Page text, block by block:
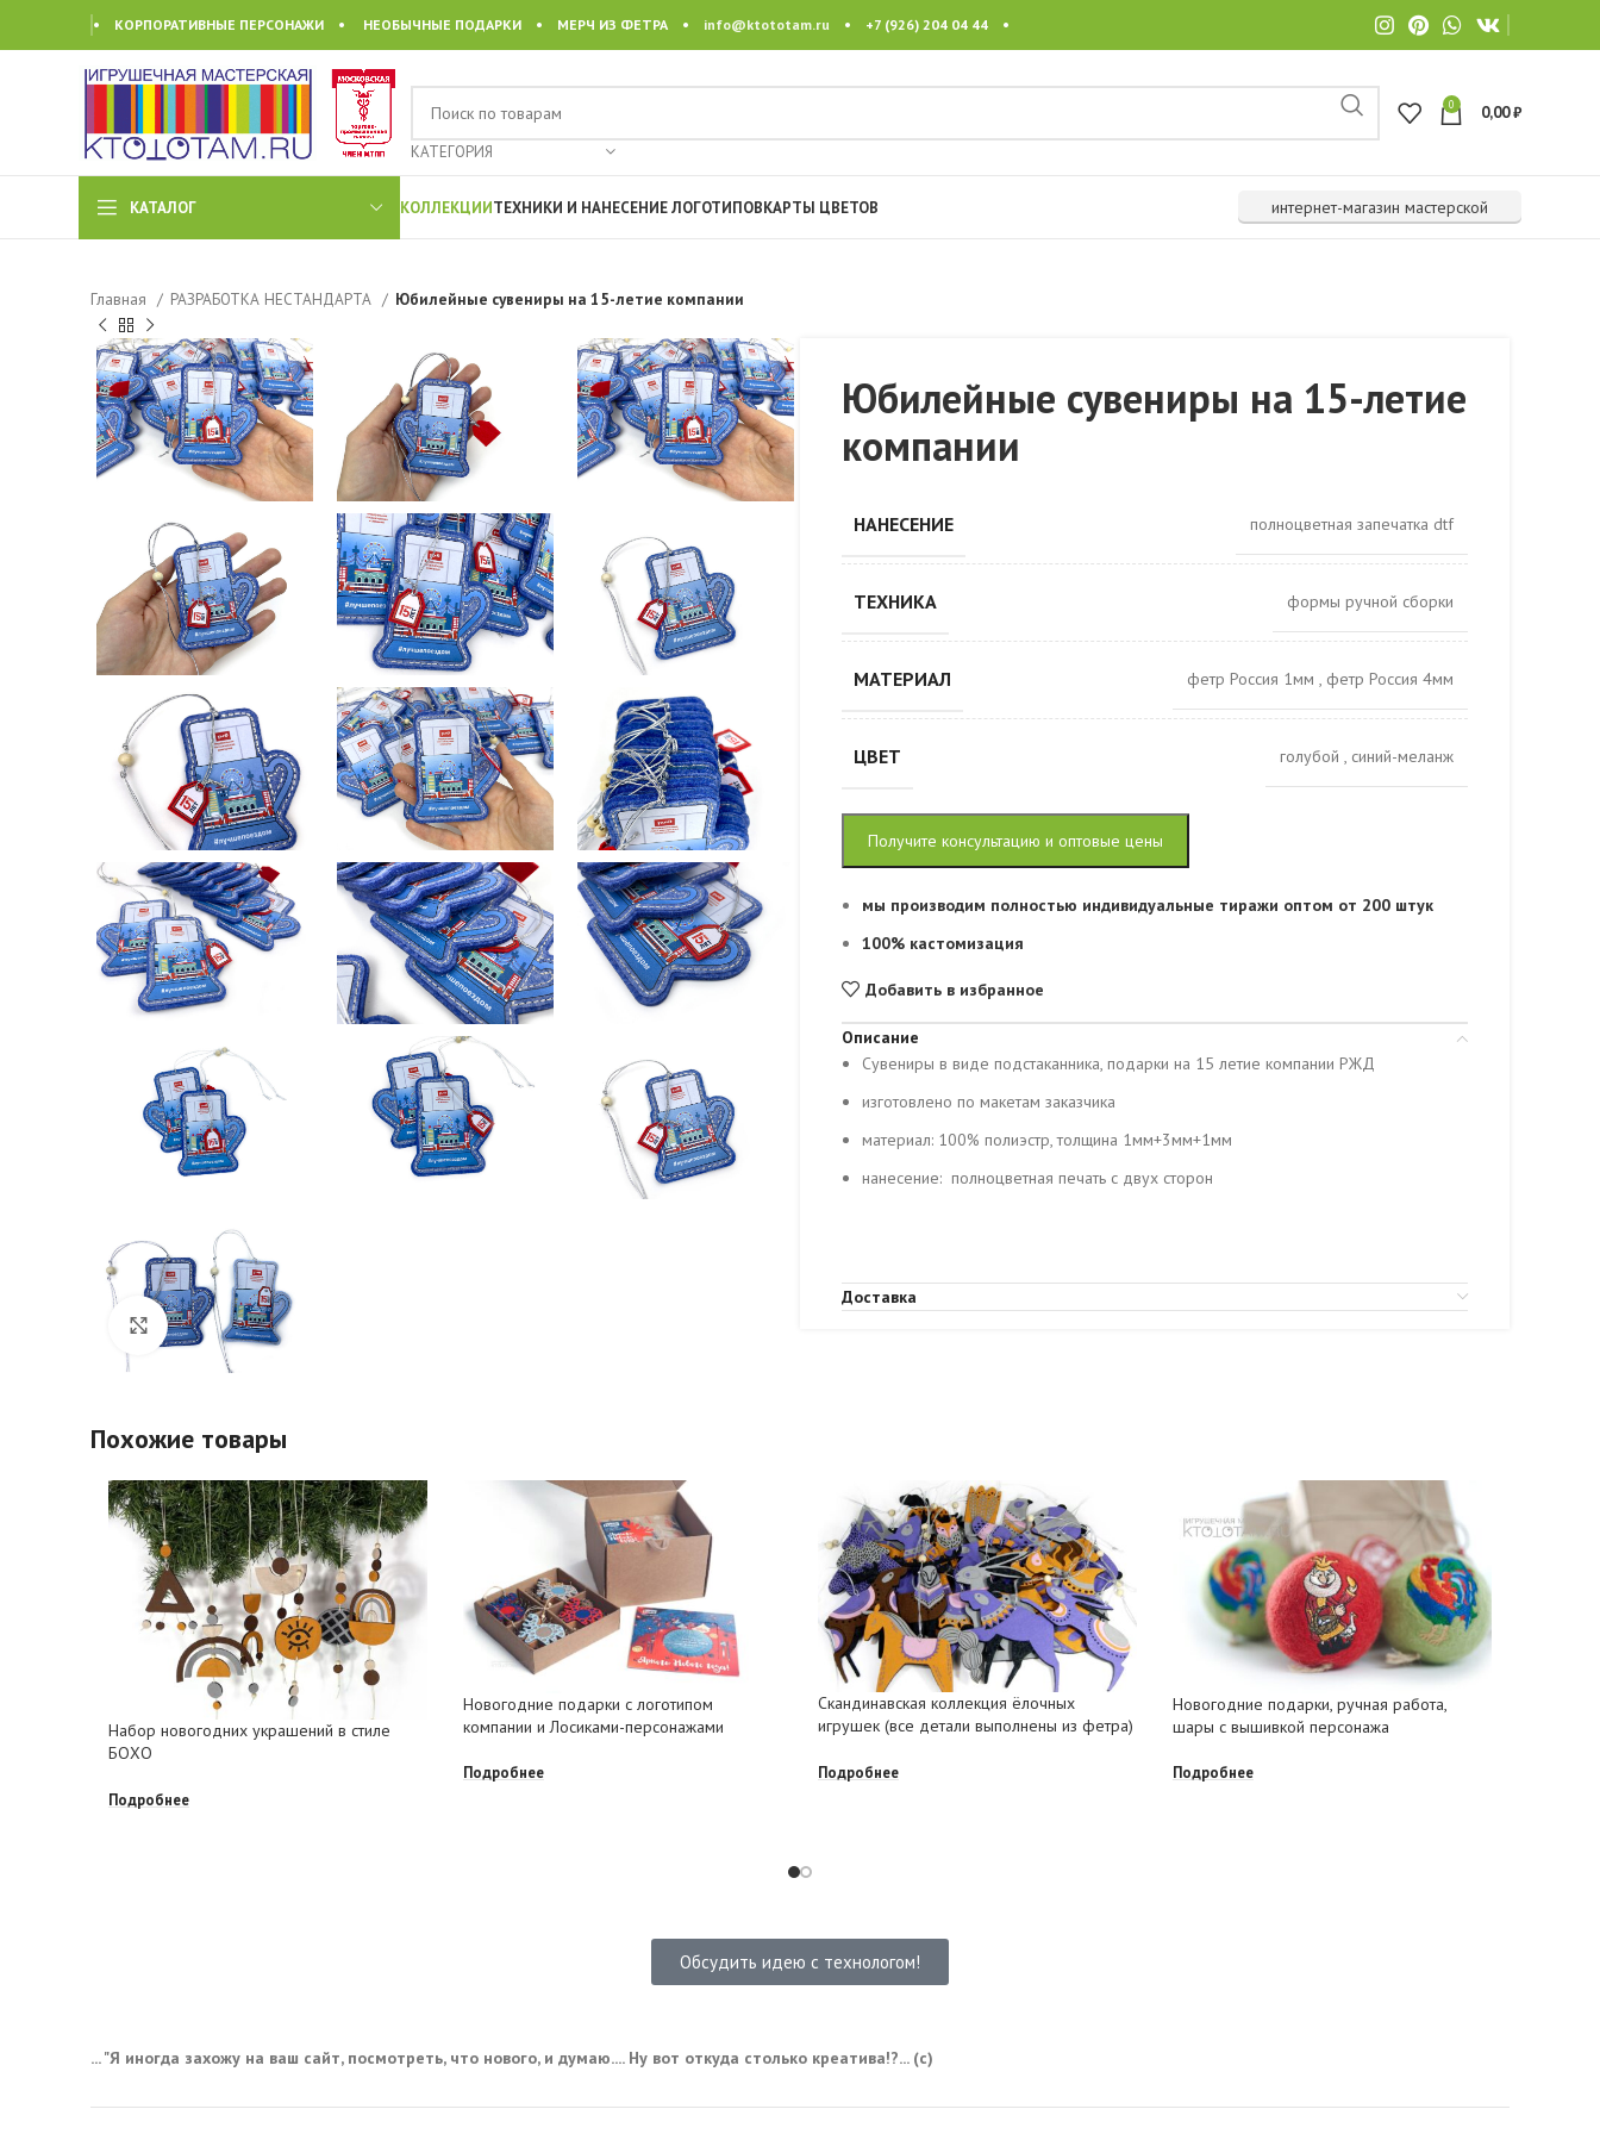
• КОРПОРАТИВНЫЕ ПЕРСОНАЖИ • НЕОБЫЧНЫЕ ПОДАРКИ • МЕРЧ ИЗ ФЕТРА • info@ktototam.ru • +7 (926) 204 04 44 •
КАТЕГОРИЯ
0 0,00₽
КАТАЛОГ КОЛЛЕКЦИИТЕХНИКИ И НАНЕСЕНИЕ ЛОГОТИПОВКАРТЫ ЦВЕТОВ интернет-магазин мастерской
Главная РАЗРАБОТКА НЕСТАНДАРТА Юбилейные сувениры на 15-летие компании
Click to enlarge
Юбилейные сувениры на 15-летие
компании
НАНЕСЕНИЕ полноцветная запечатка dtf
ТЕХНИКА формы ручной сборки
МАТЕРИАЛ фетр Россия 1мм , фетр Россия 4мм
ЦВЕТ голубой , синий-меланж
Получите консультацию и оптовые цены
мы производим полностью индивидуальные тиражи оптом от 200 штук
100% кастомизация
Добавить в избранное
Описание
Сувениры в виде подстаканника, подарки на 15 летие компании РЖД
изготовлено по макетам заказчика
материал: 100% полиэстр, толщина 1мм+3мм+1мм
нанесение: полноцветная печать с двух сторон
Доставка
Похожие товары
Набор новогодних украшений в стиле
БОХО
Подробнее
Новогодние подарки с логотипом
компании и Лосиками-персонажами
Подробнее
Скандинавская коллекция ёлочных
игрушек (все детали выполнены из фетра)
Подробнее
Новогодние подарки, ручная работа,
шары с вышивкой персонажа
Подробнее
Обсудить идею с технологом!
... "Я иногда захожу на ваш сайт, посмотреть, что нового, и думаю.... Ну вот откуда столько креатива!?... (с)